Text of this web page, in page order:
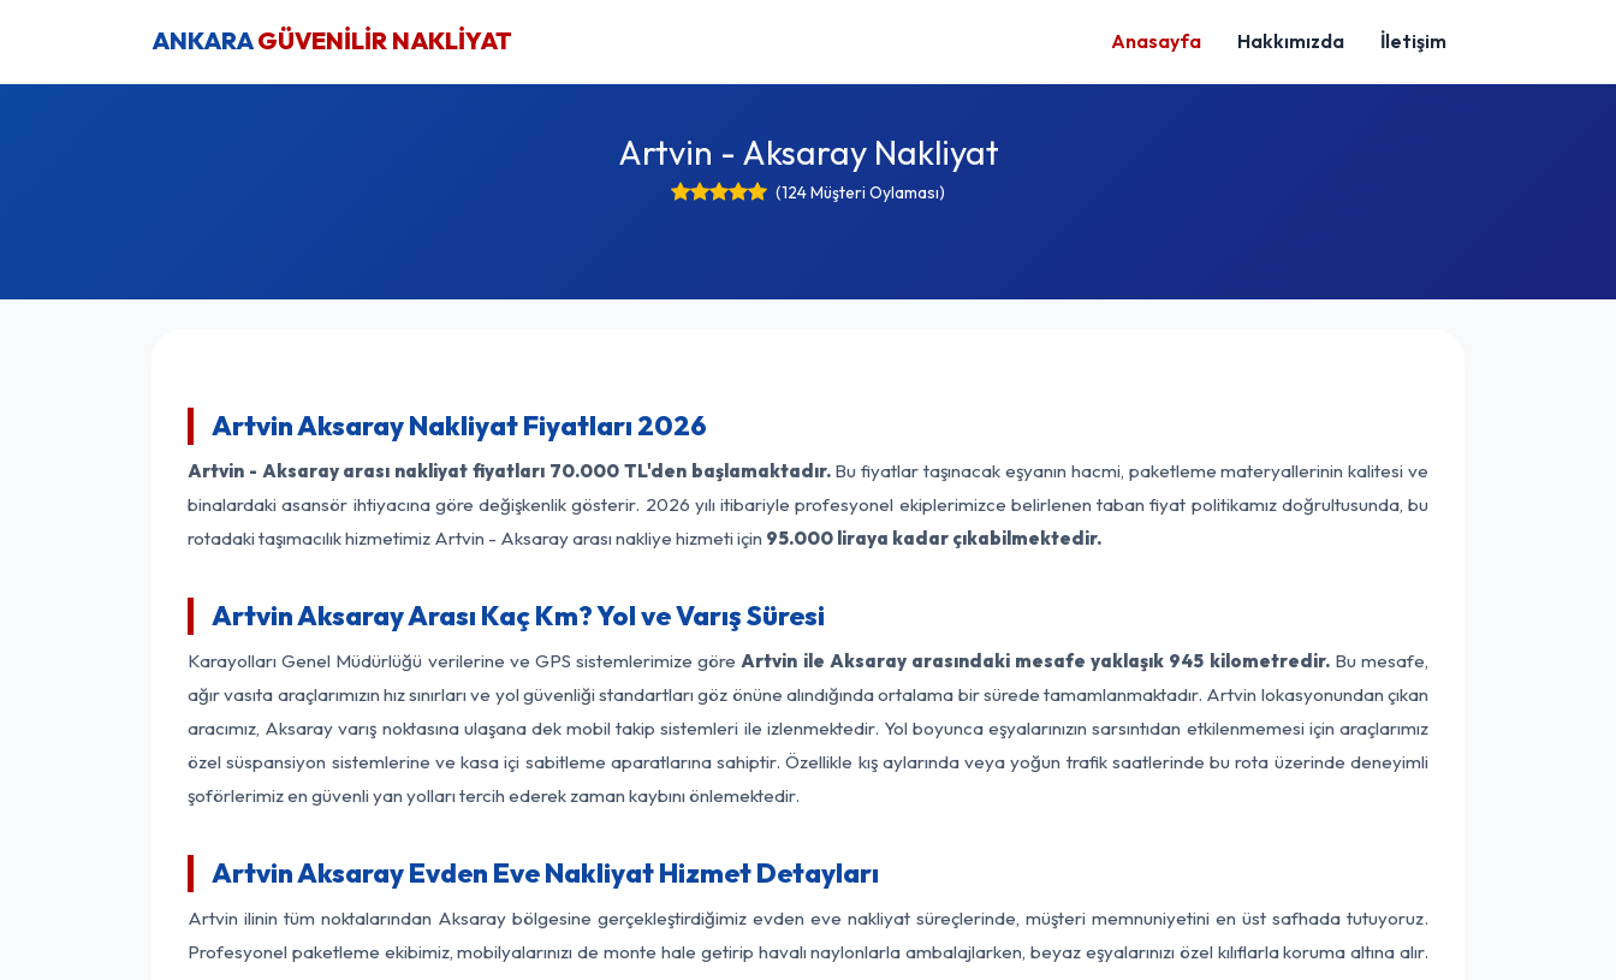
ANKARAGÜVENİLİR NAKLİYAT Anasayfa Hakkımızda İletişim
Artvin - Aksaray Nakliyat
(124 Müşteri Oylaması)
Artvin Aksaray Nakliyat Fiyatları 2026
Artvin - Aksaray arası nakliyat fiyatları 70.000 TL'den başlamaktadır.Bu fiyatlar taşınacak eşyanın hacmi, paketleme materyallerinin kalitesi ve
binalardaki asansör ihtiyacına göre değişkenlik gösterir. 2026 yılı itibariyle profesyonel ekiplerimizce belirlenen taban fiyat politikamız doğrultusunda, bu
rotadaki taşımacılık hizmetimiz Artvin - Aksaray arası nakliye hizmeti için 95.000 liraya kadar çıkabilmektedir.
Artvin Aksaray Arası Kaç Km? Yol ve Varış Süresi
Karayolları Genel Müdürlüğü verilerine ve GPS sistemlerimize göreArtvin ile Aksaray arasındaki mesafe yaklaşık 945 kilometredir.Bu mesafe,
ağır vasıta araçlarımızın hız sınırları ve yol güvenliği standartları göz önüne alındığında ortalama bir sürede tamamlanmaktadır. Artvin lokasyonundan çıkan
aracımız, Aksaray varış noktasına ulaşana dek mobil takip sistemleri ile izlenmektedir. Yol boyunca eşyalarınızın sarsıntıdan etkilenmemesi için araçlarımız
özel süspansiyon sistemlerine ve kasa içi sabitleme aparatlarına sahiptir. Özellikle kış aylarında veya yoğun trafik saatlerinde bu rota üzerinde deneyimli
şoförlerimiz en güvenli yan yolları tercih ederek zaman kaybını önlemektedir.
Artvin Aksaray Evden Eve Nakliyat Hizmet Detayları
Artvin ilinin tüm noktalarından Aksaray bölgesine gerçekleştirdiğimiz evden eve nakliyat süreçlerinde, müşteri memnuniyetini en üst safhada tutuyoruz.
Profesyonel paketleme ekibimiz, mobilyalarınızı de monte hale getirip havalı naylonlarla ambalajlarken, beyaz eşyalarınızı özel kılıflarla koruma altına alır.